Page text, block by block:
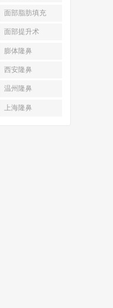
面部脂肪填充
面部提升术
膨体隆鼻
西安隆鼻
温州隆鼻
上海隆鼻